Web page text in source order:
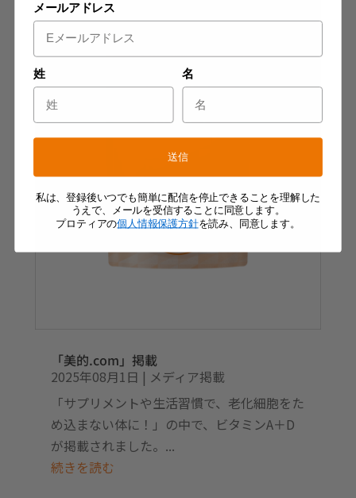
「美的.com」掲載
2025年08月1日 | メディア掲載
「サプリメントや生活習慣で、老化細胞をた
め込まない体に！」の中で、ビタミンA＋D
が掲載されました。...
続きを読む
メールアドレス
姓 名
送信
私は、登録後いつでも簡単に配信を停止できることを理解した
うえで、メールを受信することに同意します。
プロティアの個人情報保護方針を読み、同意します。